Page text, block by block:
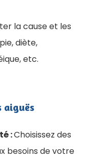
la cause et les
diète,
etc.
aiguës
:Choisissez des
besoins de votre